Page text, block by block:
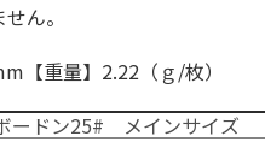
ん。
重量】2.22（ｇ/枚）
ドン25# メインサイズ